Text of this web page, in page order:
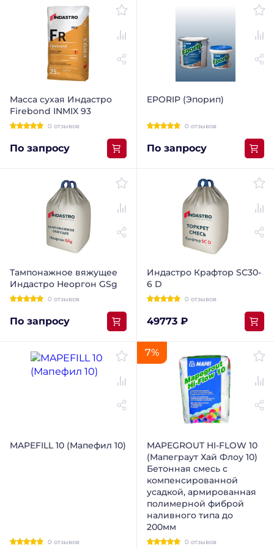
Масса сухая Индастро
Firebond INMIX 93
0 отзывов
По запросу
EPORIP (Эпорип)
0 отзывов
По запросу
Тампонажное вяжущее
Индастро Неоргон GSg
0 отзывов
По запросу
Индастро Крафтор SС30-
6 D
0 отзывов
49773 ₽
MAPEFILL 10 (Мапефил 10)
0 отзывов
7%
MAPEGROUT HI-FLOW 10
(Мапеграут Хай Флоу 10)
Бетонная смесь с
компенсированной
усадкой, армированная
полимерной фиброй
наливного типа до
200мм
0 отзывов